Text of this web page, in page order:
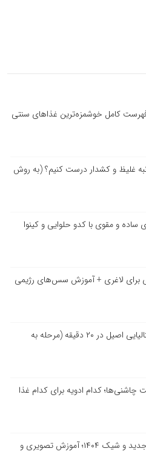
کامل خوشمزه‌ترین غذاهای سنتی
غلیظ و کشدار درست کنیم؟ (به روش
ساده و مقوی با کدو حلوایی و کینوا
برای لاغری + آموزش سس‌های رژیمی
طرز تهیه اسپاگتی ایتالیایی اصیل در ۲۰ دقیقه (مرحله به
چاشنی‌ها؛ کدام ادویه برای کدام غذا
۱۰ مدل دسر یلدایی جدید و شیک ۱۴۰۴؛ آموزش تصویری و